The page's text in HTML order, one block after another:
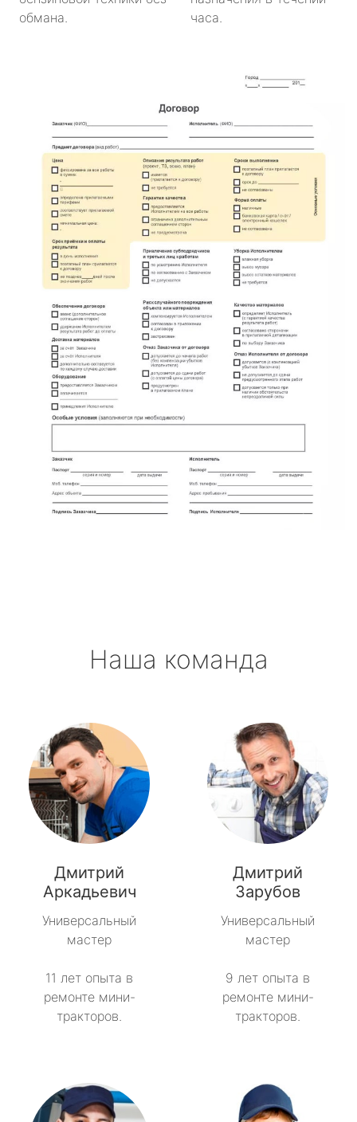
обмана.
часа.
Наша команда
Дмитрий
Аркадьевич
Универсальный
мастер
11 лет опыта в
ремонте мини-
тракторов.
Дмитрий
Зарубов
Универсальный
мастер
9 лет опыта в
ремонте мини-
тракторов.